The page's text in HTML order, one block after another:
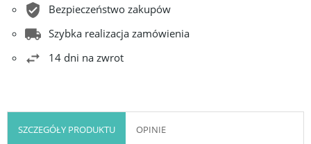
Bezpieczeństwo zakupów
Szybka realizacja zamówienia
14 dni na zwrot
SZCZEGÓŁY PRODUKTU OPINIE